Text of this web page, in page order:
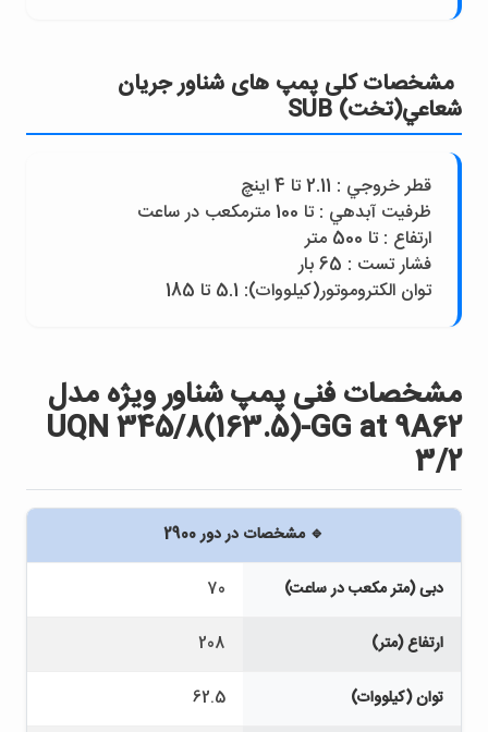
مشخصات کلی پمپ های شناور جريان
شعاعي(تخت) SUB
قطر خروجي : 2.11 تا 4 اينچ
ظرفيت آبدهي : تا 100 مترمکعب در ساعت
ارتفاع : تا 500 متر
فشار تست : 65 بار
توان الکتروموتور(کيلووات): 5.1 تا 185
مشخصات فنی پمپ شناور ويژه مدل
UQN 345/8(163.5)-GG at 9A62
3/2
🔹 مشخصات در دور 2900
دبی (متر مکعب در ساعت) 70
ارتفاع (متر) 208
توان (کیلووات) 62.5